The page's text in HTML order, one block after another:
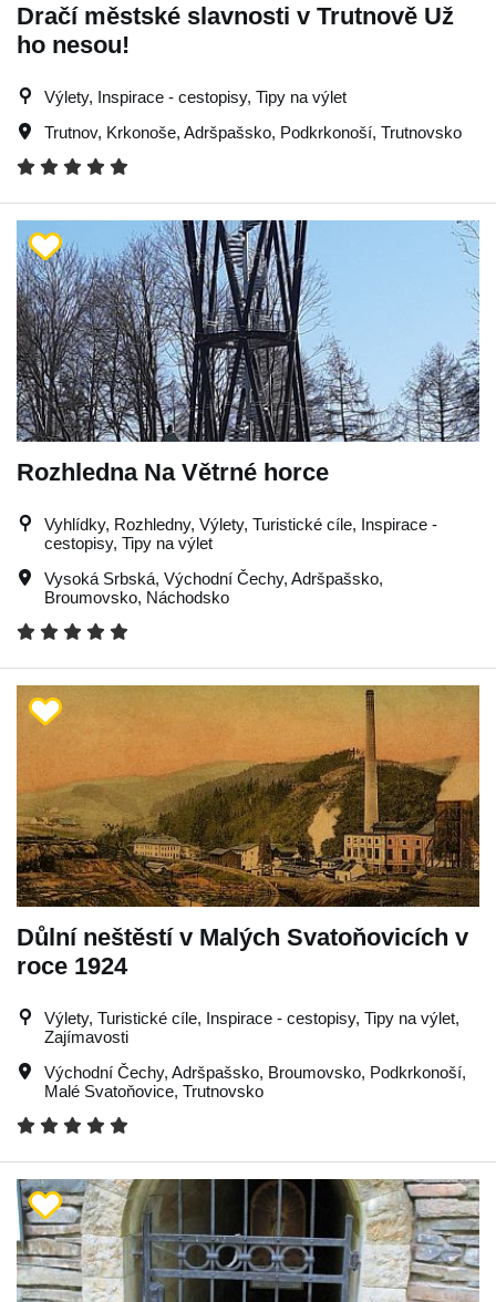
Dračí městské slavnosti v Trutnově Už
ho nesou!
Výlety, Inspirace - cestopisy, Tipy na výlet
Trutnov, Krkonoše, Adršpašsko, Podkrkonoší, Trutnovsko
Rozhledna Na Větrné horce
Vyhlídky, Rozhledny, Výlety, Turistické cíle, Inspirace -
cestopisy, Tipy na výlet
Vysoká Srbská, Východní Čechy, Adršpašsko,
Broumovsko, Náchodsko
Důlní neštěstí v Malých Svatoňovicích v
roce 1924
Výlety, Turistické cíle, Inspirace - cestopisy, Tipy na výlet,
Zajímavosti
Východní Čechy, Adršpašsko, Broumovsko, Podkrkonoší,
Malé Svatoňovice, Trutnovsko